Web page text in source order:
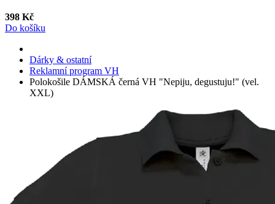
398 Kč
Do košíku
Dárky & ostatní
Reklamní program VH
Polokošile DÁMSKÁ černá VH "Nepiju, degustuju!" (vel.
XXL)